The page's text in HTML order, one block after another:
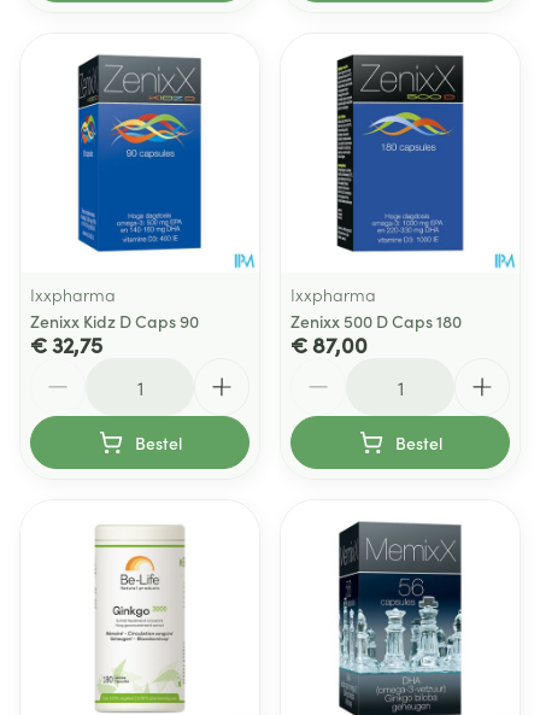
Ixxpharma
Zenixx Kidz D Caps 90
€ 32,75
Bestel
Ixxpharma
Zenixx 500 D Caps 180
€ 87,00
Bestel